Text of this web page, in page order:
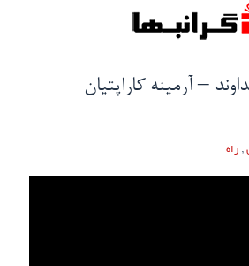
– آرمینه کاراپتیان
, راه